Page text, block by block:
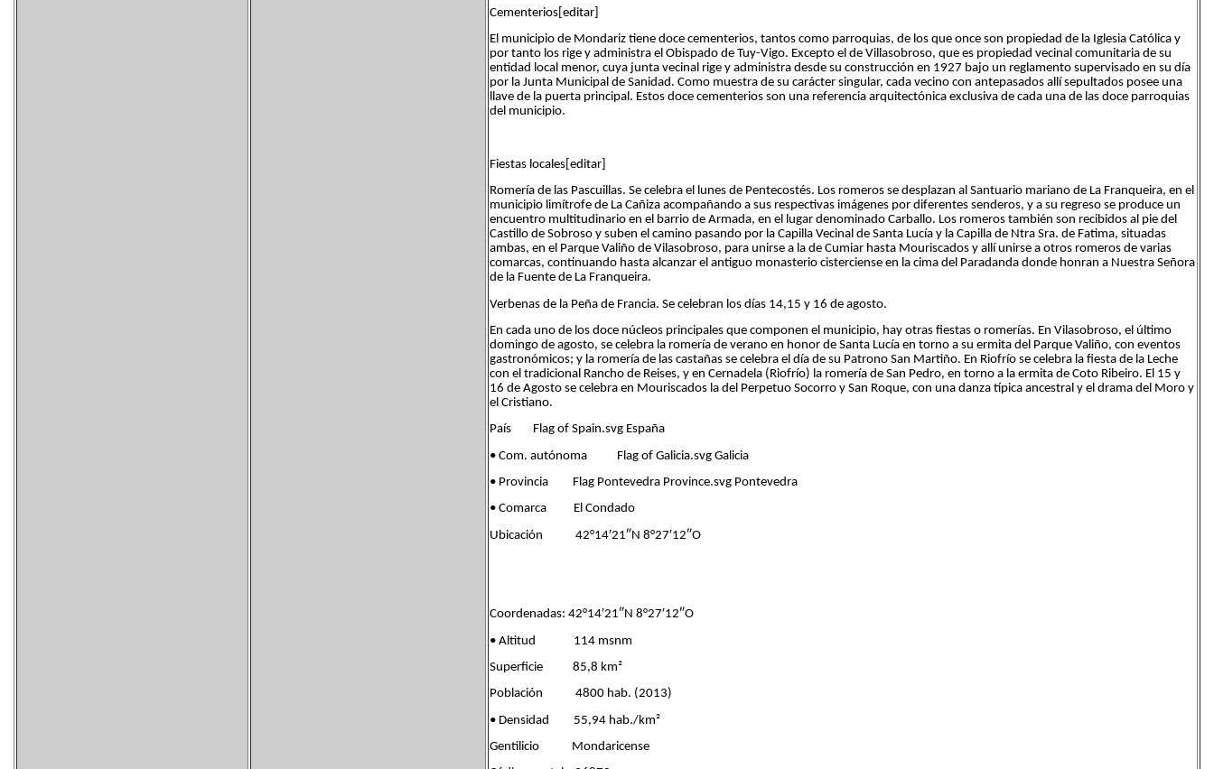
Cementerios[editar]
El municipio de Mondariz tiene doce cementerios, tantos como parroquias, de los que once son propiedad de la Iglesia Católica y
por tanto los rige y administra el Obispado de Tuy-Vigo. Excepto el de Villasobroso, que es propiedad vecinal comunitaria de su
entidad local menor, cuya junta vecinal rige y administra desde su construcción en 1927 bajo un reglamento supervisado en su día
por la Junta Municipal de Sanidad. Como muestra de su carácter singular, cada vecino con antepasados allí sepultados posee una
llave de la puerta principal. Estos doce cementerios son una referencia arquitectónica exclusiva de cada una de las doce parroquias
del municipio.
Fiestas locales[editar]
Romería de las Pascuillas. Se celebra el lunes de Pentecostés. Los romeros se desplazan al Santuario mariano de La Franqueira, en el
municipio limítrofe de La Cañiza acompañando a sus respectivas imágenes por diferentes senderos, y a su regreso se produce un
encuentro multitudinario en el barrio de Armada, en el lugar denominado Carballo. Los romeros también son recibidos al pie del
Castillo de Sobroso y suben el camino pasando por la Capilla Vecinal de Santa Lucía y la Capilla de Ntra Sra. de Fatima, situadas
ambas, en el Parque Valiño de Vilasobroso, para unirse a la de Cumiar hasta Mouriscados y allí unirse a otros romeros de varias
comarcas, continuando hasta alcanzar el antiguo monasterio cisterciense en la cima del Paradanda donde honran a Nuestra Señora
de la Fuente de La Franqueira.
Verbenas de la Peña de Francia. Se celebran los días 14,15 y 16 de agosto.
En cada uno de los doce núcleos principales que componen el municipio, hay otras fiestas o romerías. En Vilasobroso, el último
domingo de agosto, se celebra la romería de verano en honor de Santa Lucía en torno a su ermita del Parque Valiño, con eventos
gastronómicos; y la romería de las castañas se celebra el día de su Patrono San Martiño. En Riofrío se celebra la fiesta de la Leche
con el tradicional Rancho de Reises, y en Cernadela (Riofrío) la romería de San Pedro, en torno a la ermita de Coto Ribeiro. El 15 y
16 de Agosto se celebra en Mouriscados la del Perpetuo Socorro y San Roque, con una danza típica ancestral y el drama del Moro y
el Cristiano.
País Flag of Spain.svg España
• Com. autónoma Flag of Galicia.svg Galicia
• Provincia Flag Pontevedra Province.svg Pontevedra
• Comarca El Condado
Ubicación 42°14′21″N 8°27′12″O
Coordenadas: 42°14′21″N 8°27′12″O
• Altitud 114 msnm
Superficie 85,8 km²
Población 4800 hab. (2013)
• Densidad 55,94 hab./km²
Gentilicio Mondaricense